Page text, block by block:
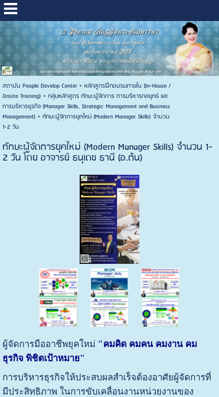
สถาบัน People Develop Center> หลักสูตรฝึกอบรมภายใน (In-House /
Onsite Training) > กลุ่มหลักสูตร ทักษะผู้จัดการ การบริหารกลยุทธ์ และ
การบริหารธุรกิจ (Manager Skills, Strategic Management and Business
Management) > ทักษะผู้จัดการยุคใหม่ (Modern Manager Skills) จำนวน
1-2 วัน
ทักษะผู้จัดการยุคใหม่ (Modern Manager Skills) จำนวน 1-
2 วัน โดย อาจารย์ ธนุเดช ธานี (อ.ต้น)
ผู้จัดการมืออาชีพยุคใหม่ "คมคิด คมคน คมงาน คม
ธุรกิจ พิชิตเป้าหมาย"
การบริหารธุรกิจให้ประสบผลสำเร็จต้องอาศัยผู้จัดการที่
มีประสิทธิภาพ ในการขับเคลื่อนงานหน่วยงานของ